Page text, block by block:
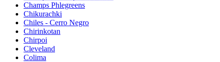
Champs Phlegreens
Chikurachki
Chiles - Cerro Negro
Chirinkotan
Chirpoi
Cleveland
Colima